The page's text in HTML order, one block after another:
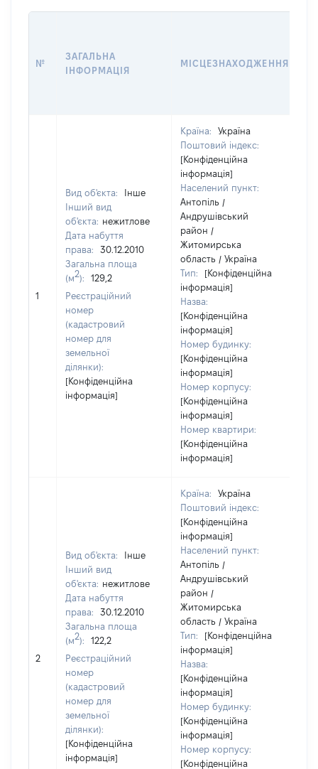
№
ЗАГАЛЬНА
ІНФОРМАЦІЯ
МІСЦЕЗНАХОДЖЕННЯ
1
Вид об'єкта:
Інше
Інший вид
об'єкта: нежитлове
Дата набуття
права:
30.12.2010
Загальна площа
(м2):
129,2
Реєстраційний
номер
(кадастровий
номер для
земельної
ділянки):
[Конфіденційна
інформація]
Країна:
Україна
Поштовий індекс:
[Конфіденційна
інформація]
Населений пункт:
Антопіль /
Андрушівський
район /
Житомирська
область / Україна
Тип:
[Конфіденційна
інформація]
Назва:
[Конфіденційна
інформація]
Номер будинку:
[Конфіденційна
інформація]
Номер корпусу:
[Конфіденційна
інформація]
Номер квартири:
[Конфіденційна
інформація]
2
Вид об'єкта:
Інше
Інший вид
об'єкта: нежитлове
Дата набуття
права:
30.12.2010
Загальна площа
(м2):
122,2
Реєстраційний
номер
(кадастровий
номер для
земельної
ділянки):
[Конфіденційна
інформація]
Країна:
Україна
Поштовий індекс:
[Конфіденційна
інформація]
Населений пункт:
Антопіль /
Андрушівський
район /
Житомирська
область / Україна
Тип:
[Конфіденційна
інформація]
Назва:
[Конфіденційна
інформація]
Номер будинку:
[Конфіденційна
інформація]
Номер корпусу:
[Конфіденційна